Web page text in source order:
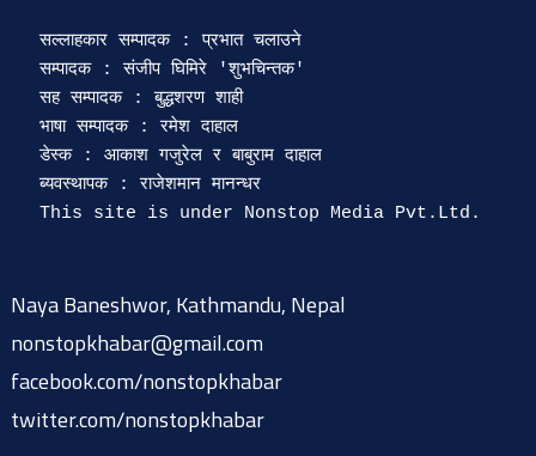
सल्लाहकार सम्पादक : प्रभात चलाउने
सम्पादक : संजीप घिमिरे 'शुभचिन्तक'
सह सम्पादक : बुद्धशरण शाही
भाषा सम्पादक : रमेश दाहाल
डेस्क : आकाश गजुरेल र बाबुराम दाहाल
ब्यवस्थापक : राजेशमान मानन्धर
Naya Baneshwor, Kathmandu, Nepal
nonstopkhabar@gmail.com
facebook.com/nonstopkhabar
twitter.com/nonstopkhabar